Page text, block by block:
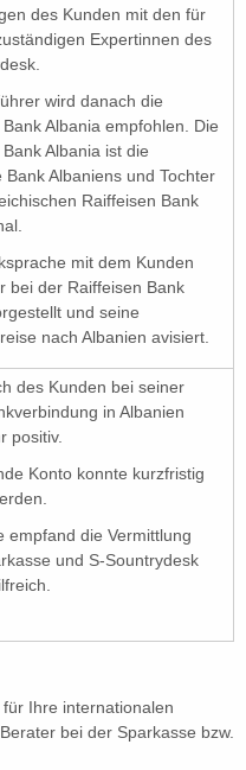
des Kunden mit den für
Expertinnen des
wird danach die
Albania empfohlen. Die
Albania ist die
Albaniens und Tochter
Raiffeisen Bank
mit dem Kunden
bei der Raiffeisen Bank
und seine
nach Albanien avisiert.
des Kunden bei seiner
in Albanien
positiv.
Konto konnte kurzfristig
empfand die Vermittlung
und S-Sountrydesk
Ihre internationalen
bei der Sparkasse bzw.